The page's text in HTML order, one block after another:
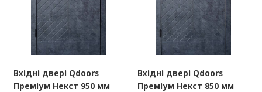
Вхідні двері Qdoors
Преміум Некст 950 мм
Вхідні двері Qdoors
Преміум Некст 850 мм